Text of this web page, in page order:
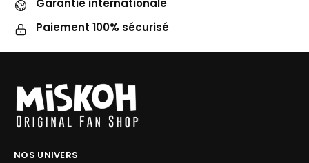
Garantie internationale
Paiement 100% sécurisé
NOS UNIVERS